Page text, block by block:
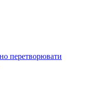
перетворювати